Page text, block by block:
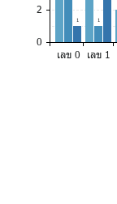
2
0
1 1
เลข 0 เลข 1